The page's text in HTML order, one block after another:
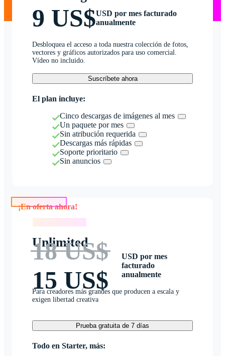
9 US$USD por mes facturado
anualmente
Desbloquea el acceso a toda nuestra colección de fotos,
vectores y gráficos autorizados para uso comercial.
Vídeo no incluido.
Suscríbete ahora
El plan incluye:
Cinco descargas de imágenes al mes
Un paquete por mes
Sin atribución requerida
Descargas más rápidas
Soporte prioritario
Sin anuncios
Unlimited
18 US$
15 US$
USD por mes
facturado
anualmente
Para creadores más grandes que producen a escala y
exigen libertad creativa
Prueba gratuita de 7 días
Todo en Starter, más: